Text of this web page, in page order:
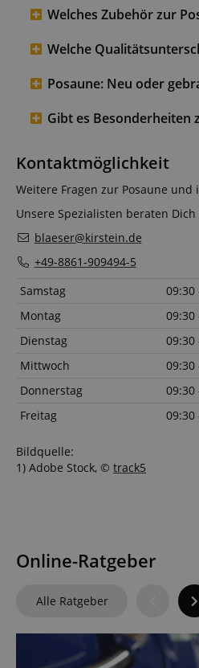
Welches Zubehör zur
Welche
Posaune: Neu oder
Gibt es Besonderheiten
Kontaktmöglichkeit
Weitere Fragen zur Posaune und
Unsere Spezialisten beraten Dich
blaeser@kirstein.de
+49-8861-909494-5
Samstag
09:30
Montag
09:30
Dienstag
09:30
Mittwoch
09:30
Donnerstag
09:30
Freitag
09:30
Bildquelle:
1) Adobe Stock, © track5
Online-Ratgeber
Alle Ratgeber